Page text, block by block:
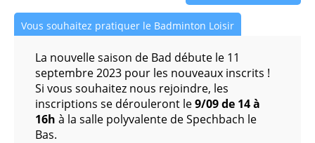
Vous souhaitez pratiquer le Badminton Loisir
La nouvelle saison de Bad débute le 11
septembre 2023 pour les nouveaux inscrits !
Si vous souhaitez nous rejoindre, les
inscriptions se dérouleront le9/09 de 14 à
16h à la salle polyvalente de Spechbach le
Bas.